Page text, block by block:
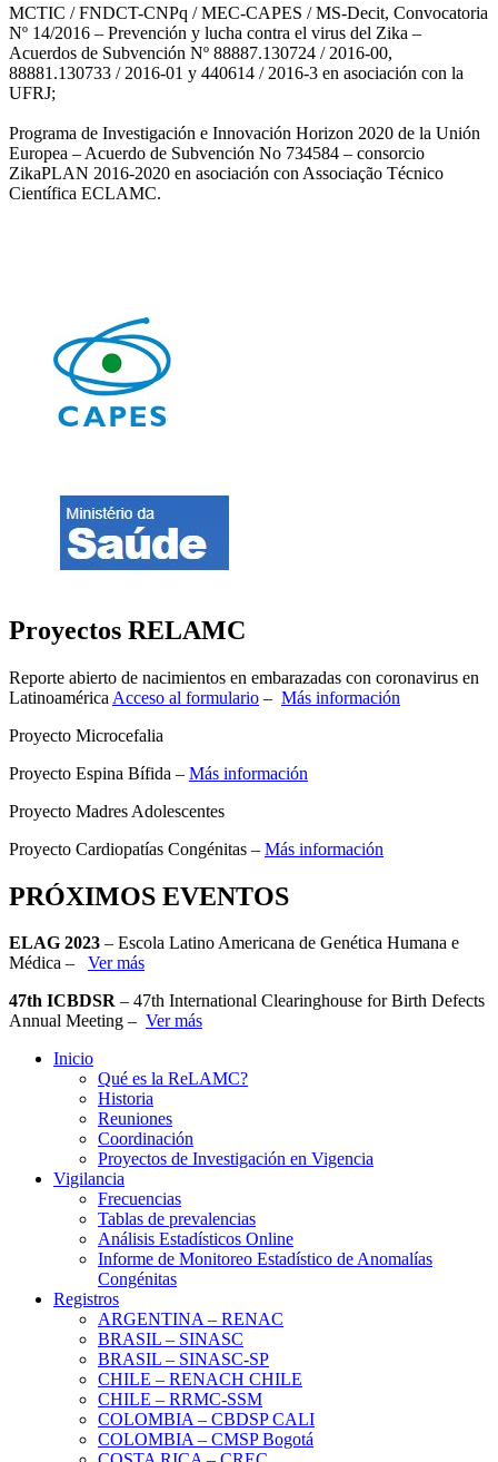
MCTIC / FNDCT-CNPq / MEC-CAPES / MS-Decit, Convocatoria
Nº 14/2016 – Prevención y lucha contra el virus del Zika –
Acuerdos de Subvención Nº 88887.130724 / 2016-00,
88881.130733 / 2016-01 y 440614 / 2016-3 en asociación con la
UFRJ;
Programa de Investigación e Innovación Horizon 2020 de la Unión
Europea – Acuerdo de Subvención No 734584 – consorcio
ZikaPLAN 2016-2020 en asociación con Associação Técnico
Científica ECLAMC.
Proyectos RELAMC
Reporte abierto de nacimientos en embarazadas con coronavirus en
Latinoamérica Acceso al formulario – Más información
Proyecto Microcefalia
Proyecto Espina Bífida – Más información
Proyecto Madres Adolescentes
Proyecto Cardiopatías Congénitas – Más información
PRÓXIMOS EVENTOS
ELAG 2023 – Escola Latino Americana de Genética Humana e
Médica – Ver más
47th ICBDSR – 47th International Clearinghouse for Birth Defects
Annual Meeting – Ver más
Inicio
Qué es la ReLAMC?
Historia
Reuniones
Coordinación
Proyectos de Investigación en Vigencia
Vigilancia
Frecuencias
Tablas de prevalencias
Análisis Estadísticos Online
Informe de Monitoreo Estadístico de Anomalías
Congénitas
Registros
ARGENTINA – RENAC
BRASIL – SINASC
BRASIL – SINASC-SP
CHILE – RENACH CHILE
CHILE – RRMC-SSM
COLOMBIA – CBDSP CALI
COLOMBIA – CMSP Bogotá